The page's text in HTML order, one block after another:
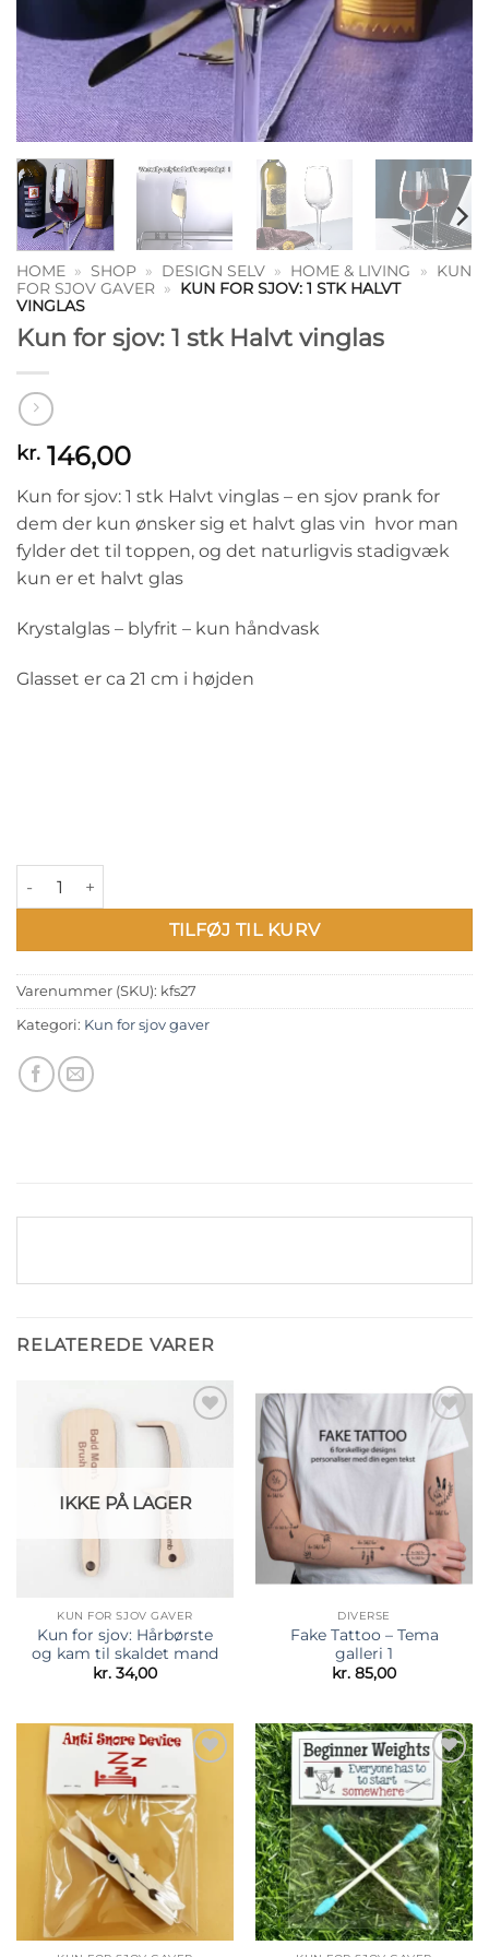
HOME » SHOP » DESIGN SELV » HOME & LIVING »
KUN
FOR SJOV GAVER »
KUN FOR SJOV: 1 STK HALVT
VINGLAS
Kun for sjov: 1 stk Halvt vinglas
kr. 146,00
Kun for sjov: 1 stk Halvt vinglas – en sjov prank for
dem der kun ønsker sig et halvt glas vin hvor man
fylder det til toppen, og det naturligvis stadigvæk
kun er et halvt glas
Krystalglas – blyfrit – kun håndvask
Glasset er ca 21 cm i højden
Kun for sjov: 1 stk Halvt vinglas antal
TILFØJ TIL KURV
Varenummer (SKU): kfs27
Kategori: Kun for sjov gaver
RELATEREDE VARER
Tilføj til
ønskeliste
IKKE PÅ LAGER
KUN FOR SJOV GAVER
Kun for sjov: Hårbørste
og kam til skaldet mand
kr. 34,00
Tilføj til
ønskeliste
DIVERSE
Fake Tattoo – Tema
galleri 1
kr. 85,00
Tilføj til
ønskeliste
Tilføj til
ønskeliste